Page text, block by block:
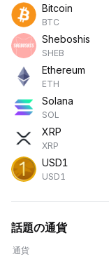
Bitcoin
BTC
Sheboshis
SHEB
Ethereum
ETH
Solana
SOL
XRP
XRP
USD1
USD1
話題の通貨
通貨